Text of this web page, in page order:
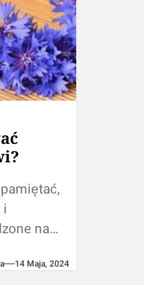
i
na
ze14 Maja, 2024